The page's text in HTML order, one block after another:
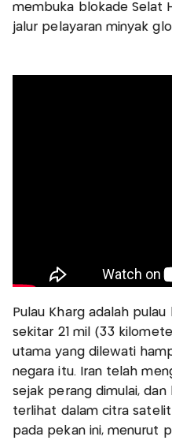
membuka blokade Selat
jalur pelayaran minyak
Pulau Kharg adalah
sekitar 21 mil (33
utama yang dilewati
negara itu. Iran telah
sejak perang dimulai,
terlihat dalam citra
pada pekan ini, menurut